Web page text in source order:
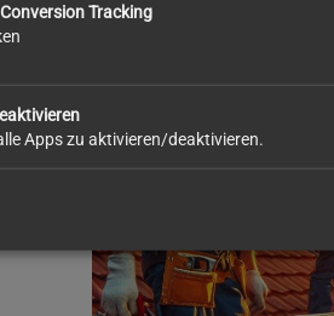
Tracking
Apps zu aktivieren/deaktivieren.